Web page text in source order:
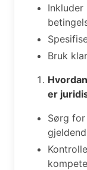
Bruk
er
Sørg